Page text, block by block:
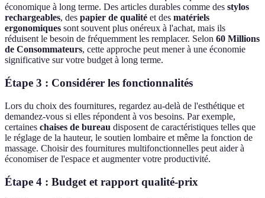
économique à long terme. Des articles durables comme des stylos
rechargeables, des papier de qualité et des matériels
ergonomiques sont souvent plus onéreux à l'achat, mais ils
réduisent le besoin de fréquemment les remplacer. Selon 60 Millions
de Consommateurs, cette approche peut mener à une économie
significative sur votre budget à long terme.
Étape 3 : Considérer les fonctionnalités
Lors du choix des fournitures, regardez au-delà de l'esthétique et
demandez-vous si elles répondent à vos besoins. Par exemple,
certaines chaises de bureau disposent de caractéristiques telles que
le réglage de la hauteur, le soutien lombaire et même la fonction de
massage. Choisir des fournitures multifonctionnelles peut aider à
économiser de l'espace et augmenter votre productivité.
Étape 4 : Budget et rapport qualité-prix